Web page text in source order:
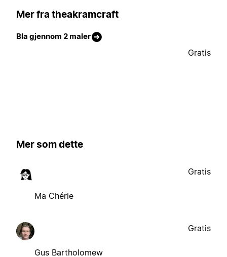
Mer fra theakramcraft
Bla gjennom 2 maler
Gratis
Mer som dette
Ma Chérie
Gratis
Gus Bartholomew
Gratis